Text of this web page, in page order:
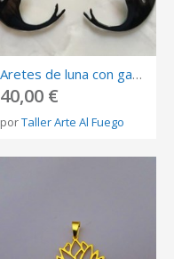
Aretes de luna con gato en esmalte negro
40,00 €
porTaller Arte Al Fuego